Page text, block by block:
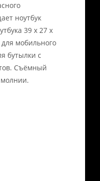
ноутбук
39 x 27 x
мобильного
бутылки с
Съёмный